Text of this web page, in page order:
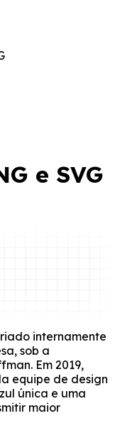
e SVG
internamente
sob a
Em 2019,
equipe de design
única e uma
maior